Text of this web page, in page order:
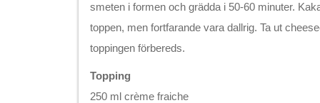
smeten i formen och grädda i 50-60 minuter.
toppen, men fortfarande vara dallrig. Ta ut
toppingen förbereds.
Topping
250 ml crème fraiche